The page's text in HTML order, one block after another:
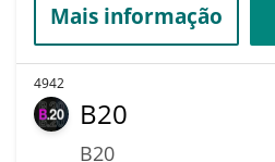
Mais informação
4942
B20
B20